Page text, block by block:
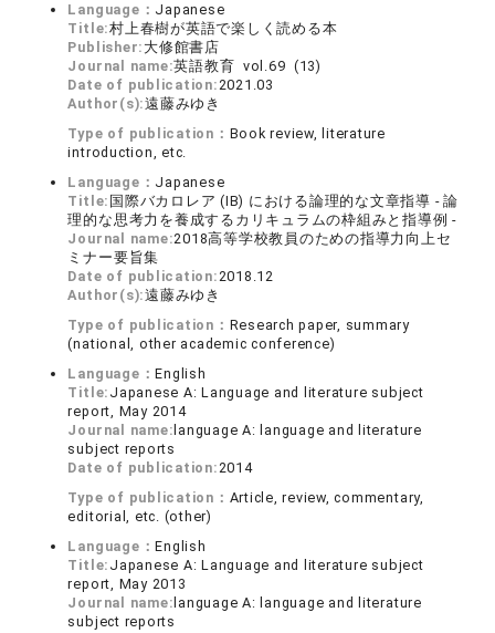
Language： Japanese
Title:村上春樹が英語で楽しく読める本
Publisher: 大修館書店
Journal name:英語教育 vol.69 (13)
Date of publication:2021.03
Author(s):遠藤みゆき
Type of publication： Book review, literature
introduction, etc.
Language： Japanese
Title: 国際バカロレア (IB) における論理的な文章指導 - 論
理的な思考力を養成するカリキュラムの枠組みと指導例 -
Journal name:2018高等学校教員のための指導力向上セ
ミナー要旨集
Date of publication:2018.12
Author(s):遠藤みゆき
Type of publication： Research paper, summary
(national, other academic conference)
Language：English
Title: Japanese A: Language and literature subject
report, May 2014
Journal name: language A: language and literature
subject reports
Date of publication:2014
Type of publication： Article, review, commentary,
editorial, etc. (other)
Language：English
Title: Japanese A: Language and literature subject
report, May 2013
Journal name: language A: language and literature
subject reports